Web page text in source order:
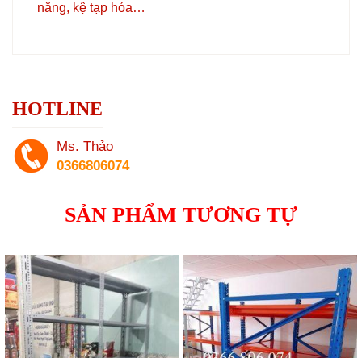
năng, kệ tạp hóa…
HOTLINE
Ms. Thảo
0366806074
SẢN PHẨM TƯƠNG TỰ